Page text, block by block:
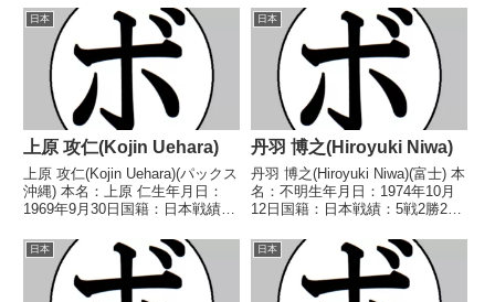
○1RKO 望月 智(ゴール
ド)1991/10...
得タイトル】なし 【戦歴】
1969/05/20 ○4R判定 (採点不
明) パ...
日本
上原 攻仁(Kojin Uehara)
上原 攻仁(Kojin Uehara)(パックス
沖縄) 本名：上原 仁生年月日：
1969年9月30日国籍：日本戦績：
ル】1987年度高校全日本ライト
級王座(アマチュア)1989年度全日
本スーパーフェザ...
日本
丹羽 博之(Hiroyuki Niwa)
丹羽 博之(Hiroyuki Niwa)(富士) 本
名：不明生年月日：1974年10月
12日国籍：日本戦績：5戦2勝2敗
歴】■1995年度中日本スーパーフ
ライ級新人王予選1995/07/09
●4R判定 (採...
日本 日本